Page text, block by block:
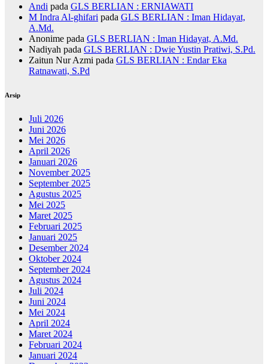
Andi pada GLS BERLIAN : ERNIAWATI
M Indra Al-ghifari pada GLS BERLIAN : Iman Hidayat,
A.Md.
Anonime pada GLS BERLIAN : Iman Hidayat, A.Md.
Nadiyah pada GLS BERLIAN : Dwie Yustin Pratiwi, S.Pd.
Zaitun Nur Azmi pada GLS BERLIAN : Endar Eka
Ratnawati, S.Pd
Arsip
Juli 2026
Juni 2026
Mei 2026
April 2026
Januari 2026
November 2025
September 2025
Agustus 2025
Mei 2025
Maret 2025
Februari 2025
Januari 2025
Desember 2024
Oktober 2024
September 2024
Agustus 2024
Juli 2024
Juni 2024
Mei 2024
April 2024
Maret 2024
Februari 2024
Januari 2024